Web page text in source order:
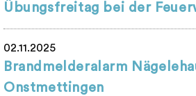
Übungsfreitag bei der
02.11.2025
Brandmelderalarm
Onstmettingen